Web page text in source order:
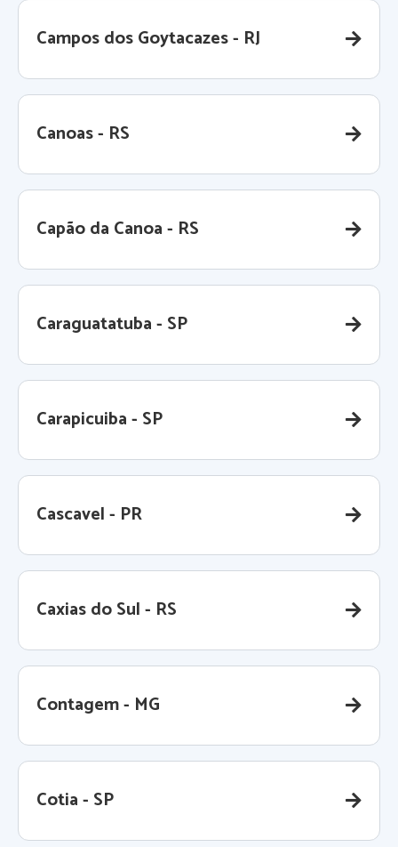
Campos dos Goytacazes - RJ
Canoas - RS
Capão da Canoa - RS
Caraguatatuba - SP
Carapicuiba - SP
Cascavel - PR
Caxias do Sul - RS
Contagem - MG
Cotia - SP